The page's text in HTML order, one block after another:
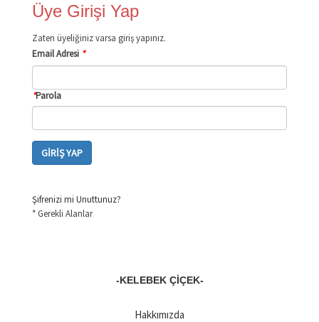
Üye Girişi Yap
Zaten üyeliğiniz varsa giriş yapınız.
Email Adresi *
*Parola
GİRİŞ YAP
Şifrenizi mi Unuttunuz?
* Gerekli Alanlar
-KELEBEK ÇIÇEK-
Hakkımızda